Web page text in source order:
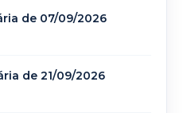
de 07/09/2026
de 21/09/2026